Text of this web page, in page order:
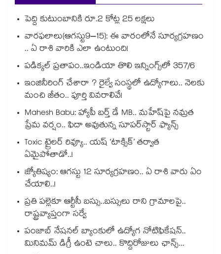
పెద్ది కుటుంబానికి రూ.2 కోట్ల 25 లక్షలు
వారఫలాలు(ఆగస్టు9–15): ఈ వారంలోనే సూర్యగ్రహణం
.. ఏ రాశి వారికి ఎలా ఉంటుంది!
పడిక్కల్‌‌ ప్రతాపం..ఇండియా తొలి ఇన్నింగ్స్‌‌లో 357/6
ఇంజినీరింగ్ చేశారా ? రైల్వే సంస్థలో ఉద్యోగాలు.. నెలకు
మంచి జీతం.. పూర్తి వివరాలివే!
Mahesh Babu: హ్యాపీ బర్త్ డే MB.. మహేష్‌పై నమ్రత
ప్రేమ వర్షం.. ఫిదా అవుతున్న సూపర్‌స్టార్ ఫ్యాన్స్
Toxic ట్రైలర్ రివ్యూ.. యష్ ‘టాక్సిక్’ తర్వాత
ఏమైపోతాడో..!
జ్యోతిష్యం: ఆగస్టు 12 సూర్యగ్రహణం.. ఏ రాశి వారు ఏం
చేయాలి..!
ప్రతి పల్లెకూ ఆర్టీసీ బస్సు..బస్సులు రాని గ్రామాలపై..
రాష్ట్రవ్యాప్తంగా సర్వే
పంజాబ్ నేషనల్ బ్యాంకులో ఉద్యోగ నోటిఫికేషన్..
మినిమమ్ డిగ్రీ ఉంటె చాలు.. కొద్దిరోజులు ఛాన్స్...